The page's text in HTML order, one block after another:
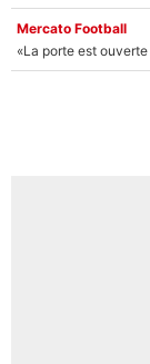
Mercato Football